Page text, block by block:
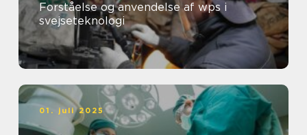
Forståelse og anvendelse af wps i
svejseteknologi
01. juli 2025